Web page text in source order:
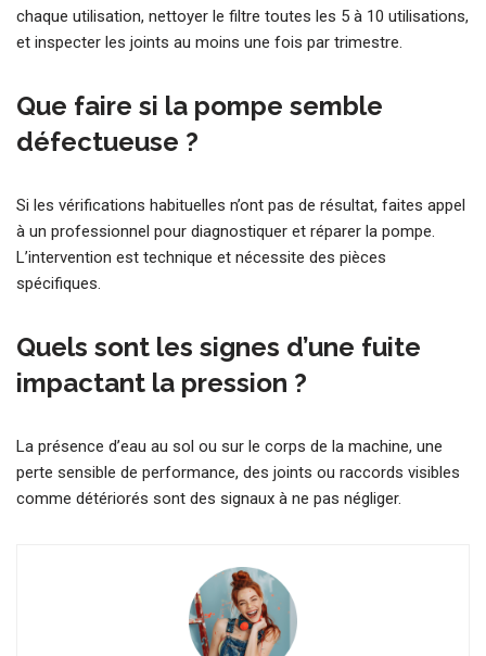
chaque utilisation, nettoyer le filtre toutes les 5 à 10 utilisations,
et inspecter les joints au moins une fois par trimestre.
Que faire si la pompe semble
défectueuse ?
Si les vérifications habituelles n’ont pas de résultat, faites appel
à un professionnel pour diagnostiquer et réparer la pompe.
L’intervention est technique et nécessite des pièces
spécifiques.
Quels sont les signes d’une fuite
impactant la pression ?
La présence d’eau au sol ou sur le corps de la machine, une
perte sensible de performance, des joints ou raccords visibles
comme détériorés sont des signaux à ne pas négliger.